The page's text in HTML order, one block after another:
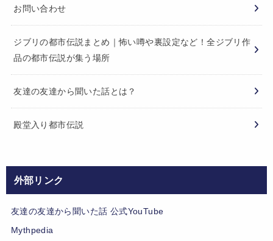
お問い合わせ
ジブリの都市伝説まとめ｜怖い噂や裏設定など！全ジブリ作
品の都市伝説が集う場所
友達の友達から聞いた話とは？
殿堂入り都市伝説
外部リンク
友達の友達から聞いた話 公式YouTube
Mythpedia